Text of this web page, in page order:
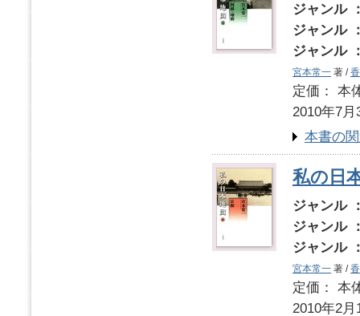
ジャンル
ジャンル
ジャンル
宮本常一 著 /
定価：
2010年7月
本書の
私の日
ジャンル
ジャンル
ジャンル
宮本常一 著 /
定価：
2010年2月